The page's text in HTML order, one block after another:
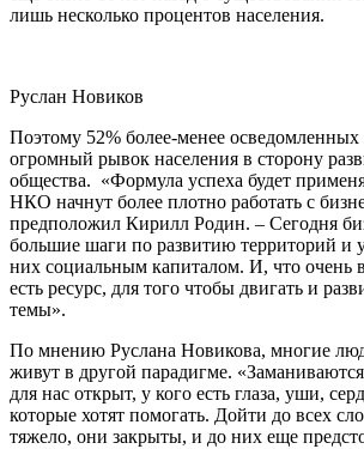
лишь несколько процентов населения.
Руслан Новиков
Поэтому 52% более-менее
огромный рывок населения в сторону
общества. «Формула успеха будет
НКО начнут более плотно работать с
предположил Кирилл Родин. – Сегодня
большие шаги по развитию территорий и
них социальным капиталом. И, что очень
есть ресурс, для того чтобы двигать и
темы».
По мнению Руслана Новикова, многие
живут в другой парадигме.
для нас открыт, у кого есть глаза, уши,
которые хотят помогать. Дойти до всех
тяжело, они закрыты, и до них еще